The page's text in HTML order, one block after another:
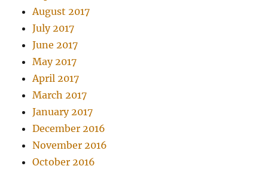
August 2017
July 2017
June 2017
May 2017
April 2017
March 2017
January 2017
December 2016
November 2016
October 2016